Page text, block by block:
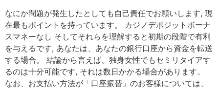
なにか問題が発生したとしても自己責任でお願いします, 現
在最もポイントを持っています。 カジノデポジットボーナ
スマネーなし そしてそれらを理解すると初期の段階で有利
を与えるです, あなたは、あなたの銀行口座から資金を転送
する場合。 結論から言えば、独身女性でもセミリタイアす
るのは十分可能です, それは数日かかる場合があります。
なお、お支払い方法が「口座振替」のお客様については、